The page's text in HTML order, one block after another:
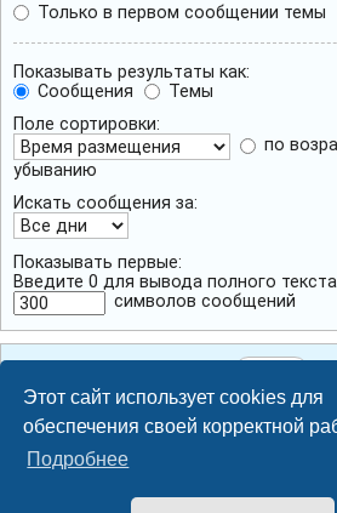
Этот сайт использует cookies для
обеспечения своей корректной
Подробнее
Только в первом сообщении темы
Показывать результаты как:
Сообщения
Темы
Поле сортировки:
по
убыванию
Искать сообщения за:
Показывать первые:
Введите 0 для вывода полного
символов сообщений
Breeze style byIan